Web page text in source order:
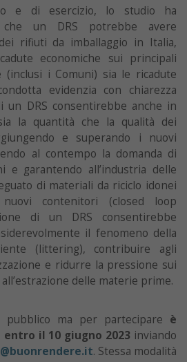
e di esercizio, lo studio ha
che un DRS potrebbe avere
rifiuti da imballaggio in Italia,
economiche sui principali
i Comuni) sia le ricadute
evidenzia con chiarezza
un DRS consentirebbe anche in
la quantità che la qualità dei
e superando i nuovi
al contempo la domanda di
e garantendo all’industria delle
di materiali da riciclo idonei
contenitori (closed loop
di un DRS consentirebbe
il fenomeno della
(littering), contribuire agli
e ridurre la pressione sui
delle materie prime.
pubblico ma per partecipare è
entro il 10 giugno 2023 inviando
. Stessa modalità